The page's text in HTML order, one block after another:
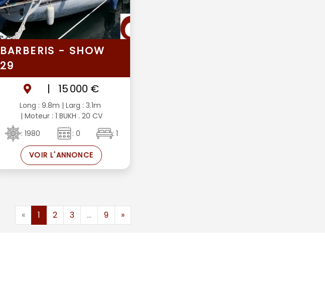
BARBERIS - SHOW
29
|
15 000 €
Long : 9.8m | Larg : 3.1m
| Moteur : 1 BUKH . 20 CV
: 1980
: 0 : 1
VOIR L'ANNONCE
« 1 2 3 ... 9 »